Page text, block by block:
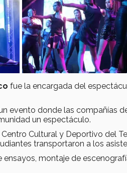
fue la encargada del
evento donde las compañías
un espectáculo.
Cultural y Deportivo del
transportaron a los
montaje de